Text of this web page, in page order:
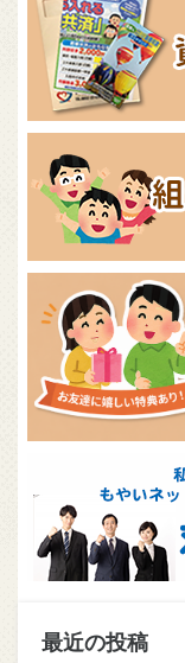
最近の投稿